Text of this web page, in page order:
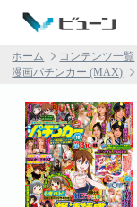
ホーム コンテンツ一覧
漫画パチンカー (MAX)